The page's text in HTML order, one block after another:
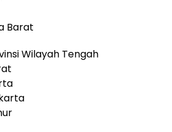
Barat
Wilayah Tengah